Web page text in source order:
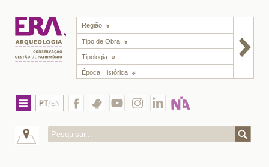
Região
Tipo de Obra
Tipologia
Época Histórica
PT/EN